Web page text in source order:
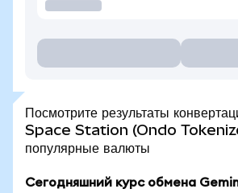
Посмотрите результаты
Space Station (Ondo
популярные валюты
Сегодняшний курс обмена